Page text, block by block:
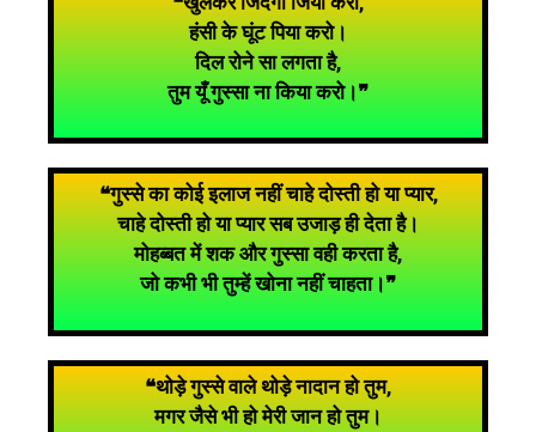
हंसी के घूंट पिया करो।
दिल रोने सा लगता है,
तुम यूँ गुस्सा ना किया करो।❞
❝गुस्से का कोई इलाज नहीं चाहे दोस्ती हो या प्यार,
चाहे दोस्ती हो या प्यार सब उजाड़ ही देता है।
मोहब्बत में शक और गुस्सा वही करता है,
जो कभी भी तुम्हें खोना नहीं चाहता।❞
❝थोड़े गुस्से वाले थोड़े नादान हो तुम,
मगर जैसे भी हो मेरी जान हो तुम।